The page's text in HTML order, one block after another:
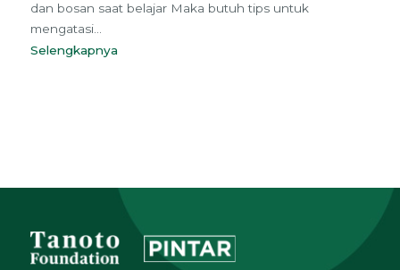
dan bosan saat belajar Maka butuh tips untuk
mengatasi...
Selengkapnya